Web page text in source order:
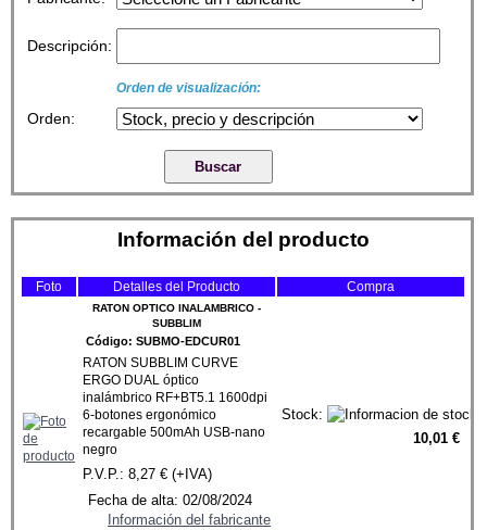
Descripción:
Orden de visualización:
Orden:
Información del producto
Foto Detalles del Producto Compra
RATON OPTICO INALAMBRICO -
SUBBLIM
Código: SUBMO-EDCUR01
RATON SUBBLIM CURVE
ERGO DUAL óptico
inalámbrico RF+BT5.1 1600dpi
6-botones ergonómico
recargable 500mAh USB-nano
negro
P.V.P.: 8,27 € (+IVA)
Fecha de alta: 02/08/2024
Información del fabricante
Stock:
10,01 €